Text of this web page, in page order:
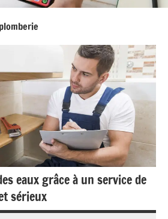
eaux grâce à un service de
sérieux